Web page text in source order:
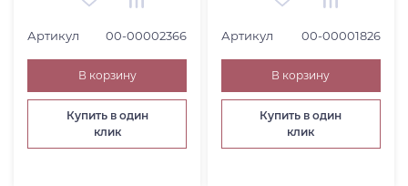
Артикул 00-00002366
В корзину
Купить в один
клик
Артикул 00-00001826
В корзину
Купить в один
клик